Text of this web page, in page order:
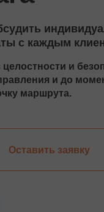
с каждым
целостности и
и до
маршрута.
Оставить заявку